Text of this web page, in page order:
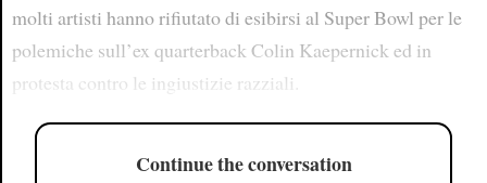
molti artisti hanno rifiutato di esibirsi al Super Bowl per le
polemiche sull’ex quarterback Colin Kaepernick ed in
protesta contro le ingiustizie razziali.
Continue the conversation